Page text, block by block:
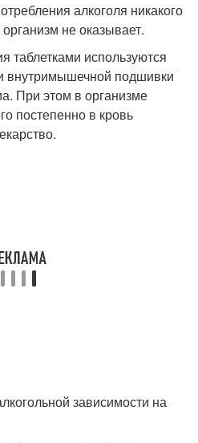
алкоголя никакого
не оказывает.
таблетками используются
внутримышечной подшивки
При этом в организме
постепенно в кровь
зависимости на